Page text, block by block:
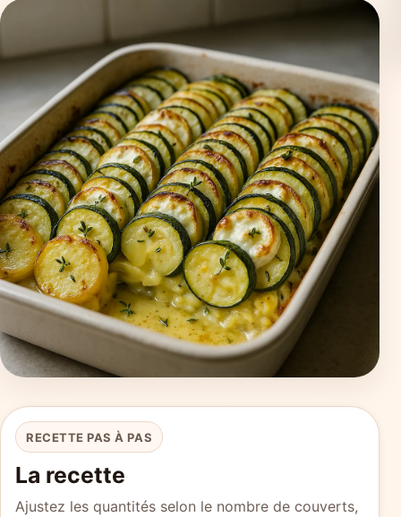
RECETTE PAS À PAS
La recette
Ajustez les quantités selon le nombre de couverts,